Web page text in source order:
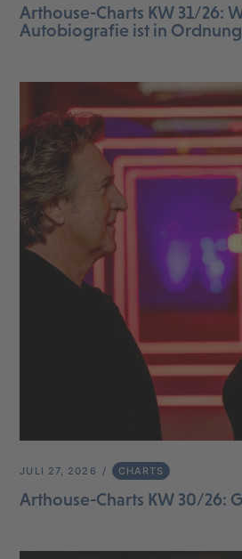
Arthouse-Charts KW 31/26:
Autobiografie ist in
JULI 27, 2026 CHARTS
Arthouse-Charts KW 30/26: